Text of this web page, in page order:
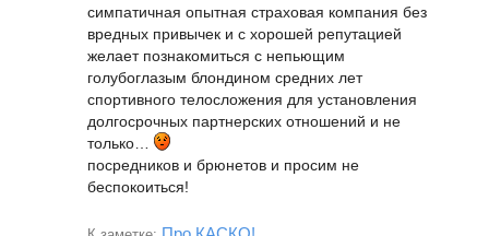
симпатичная опытная страховая компания без
вредных привычек и с хорошей репутацией
желает познакомиться с непьющим
голубоглазым блондином средних лет
спортивного телосложения для установления
долгосрочных партнерских отношений и не
только…
посредников и брюнетов и просим не
беспокоиться!